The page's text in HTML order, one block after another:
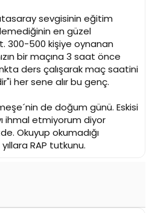
sevgisinin eğitim
en güzel
300-500 kişiye oynanan
bir maçına 3 saat önce
ders çalışarak maç saatini
her sene alır bu genç.
de doğum günü. Eskisi
ihmal etmiyorum diyor
Okuyup okumadığı
RAP tutkunu.